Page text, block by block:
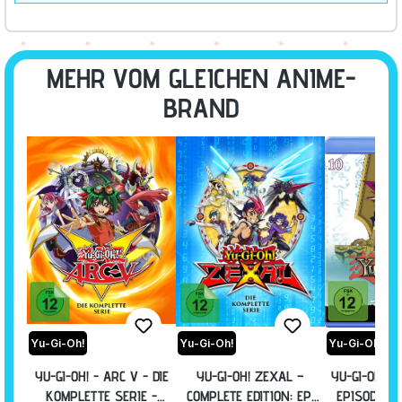
MEHR VOM GLEICHEN ANIME-
BRAND
Yu-Gi-Oh!
YU-GI-OH! - ARC V - DIE
KOMPLETTE SERIE -
Yu-Gi-Oh!
YU-GI-OH! ZEXAL –
COMPLETE EDITION: EP.
Yu-Gi-Oh!
YU-GI-OH! -
EPISODE